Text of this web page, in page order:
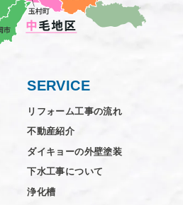
SERVICE
リフォーム工事の流れ
不動産紹介
ダイキョーの外壁塗装
下水工事について
浄化槽